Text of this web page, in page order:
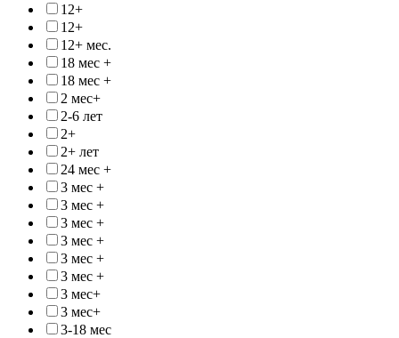
12+
12+
12+ мес.
18 мес +
18 мес +
2 мес+
2-6 лет
2+
2+ лет
24 мес +
3 мес +
3 мес +
3 мес +
3 мес +
3 мес +
3 мес +
3 мес+
3 мес+
3-18 мес